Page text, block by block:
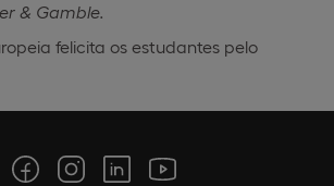
& Gamble.
felicita os estudantes pelo